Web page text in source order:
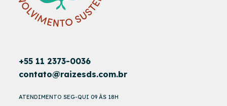
+55 11 2373-0036
contato@raizesds.com.br
ATENDIMENTO SEG-QUI 09 ÀS 18H